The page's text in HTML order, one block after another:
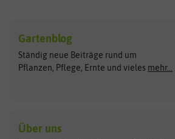
Exotische Samen
Gemüsesamen
Gründünger
Kräutersamen
Arche Noah
ASB Greenworld
Benary
Gartenblog
Ständig neue Beiträge rund um
Pflanzen, Pflege, Ernte und vieles mehr...
Über uns